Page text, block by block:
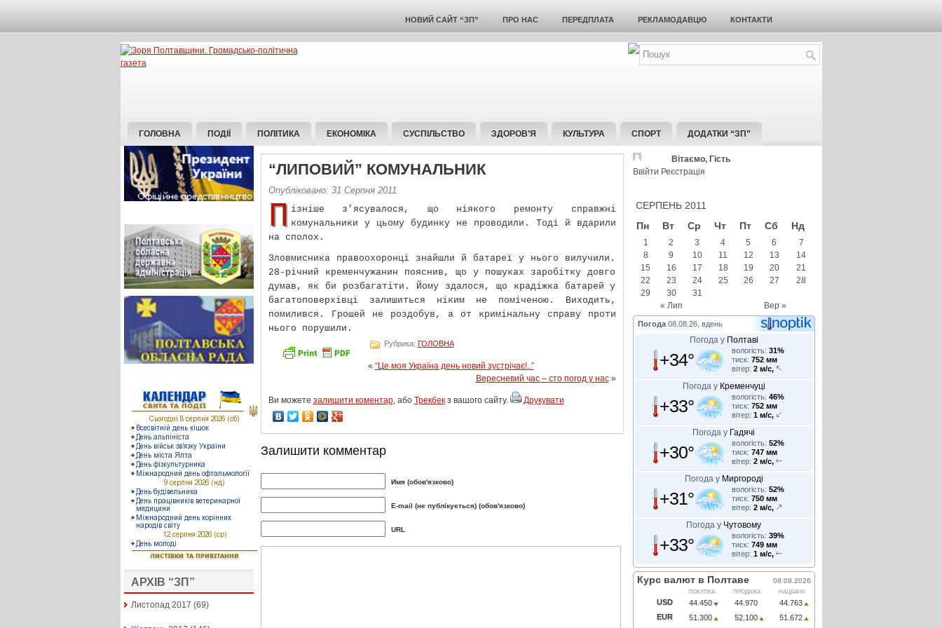
НОВИЙ САЙТ “ЗП” ПРО НАС ПЕРЕДПЛАТА РЕКЛАМОДАВЦЮ КОНТАКТИ
ГОЛОВНА ПОДІЇ ПОЛІТИКА ЕКОНОМІКА СУСПІЛЬСТВО ЗДОРОВ’Я КУЛЬТУРА СПОРТ ДОДАТКИ “ЗП”
АРХІВ “ЗП”
Листопад 2017 (69)
“ЛИПОВИЙ” КОМУНАЛЬНИК
Опубліковано: 31 Серпня 2011
П ізніше з’ясувалося, що ніякого ремонту справжні
комунальники у цьому будинку не проводили. Тоді й вдарили
на сполох.
Зловмисника правоохоронці знайшли й батареї у нього вилучили.
28-річний кременчужанин пояснив, що у пошуках заробітку довго
думав, як би розбагатіти. Йому здалося, що крадіжка батарей у
багатоповерхівці залишиться ніким не поміченою. Виходить,
помилився. Грошей не роздобув, а от кримінальну справу проти
нього порушили.
Рубрика: ГОЛОВНА
« “Це моя Україна день новий зустрічає!..”
Вересневий час – сто погод у нас»
Ви можете залишити коментар, або Трекбекз вашого сайту. Друкувати
Залишити комментар
Имя (обов'язково)
E-mail (не публікується) (обов'язково)
URL
Вітаємо, Гість
Ввійти Реєстрація
СЕРПЕНЬ 2011
Пн
Вт Ср Чт Пт Сб Нд
« Лип Вер »
1 2 3 4 5 6
7
8
9 10 11 12 13
14
15
16 17 18 19 20
21
22
23 24 25 26 27
28
29
30 31
Погода 08.08.26, вдень
Погода у Полтаві
+34° вологість: 31%
тиск: 752 мм
вітер: 2 м/с,
Погода у Кременчуці
+33° вологість: 46%
тиск: 752 мм
вітер: 1 м/с,
Погода у Гадячі
+30° вологість: 52%
тиск: 747 мм
вітер: 2 м/с,
Погода у Миргороді
+31° вологість: 52%
тиск: 750 мм
вітер: 2 м/с,
Погода у Чутовому
+33° вологість: 39%
тиск: 749 мм
вітер: 1 м/с,